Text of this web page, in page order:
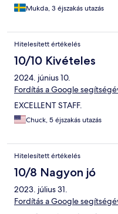
Mukda, 3 éjszakás utazás
Hitelesített értékelés
10/10 Kivételes
2024. június 10.
Fordítás a Google
EXCELLENT STAFF.
Chuck, 5 éjszakás utazás
Hitelesített értékelés
10/8 Nagyon jó
2023. július 31.
Fordítás a Google